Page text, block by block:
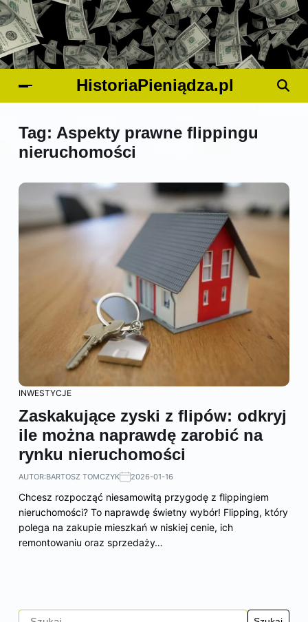
HistoriaPieniądza.pl
Tag: Aspekty prawne flippingu
nieruchomości
INWESTYCJE
Zaskakujące zyski z flipów: odkryj
ile można naprawdę zarobić na
rynku nieruchomości
AUTOR:BARTOSZ TOMCZYK 2026-01-16
Chcesz rozpocząć niesamowitą przygodę z flippingiem
nieruchomości? To naprawdę świetny wybór! Flipping, który
polega na zakupie mieszkań w niskiej cenie, ich
remontowaniu oraz sprzedaży…